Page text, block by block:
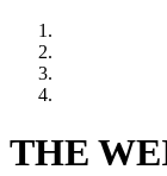
THE